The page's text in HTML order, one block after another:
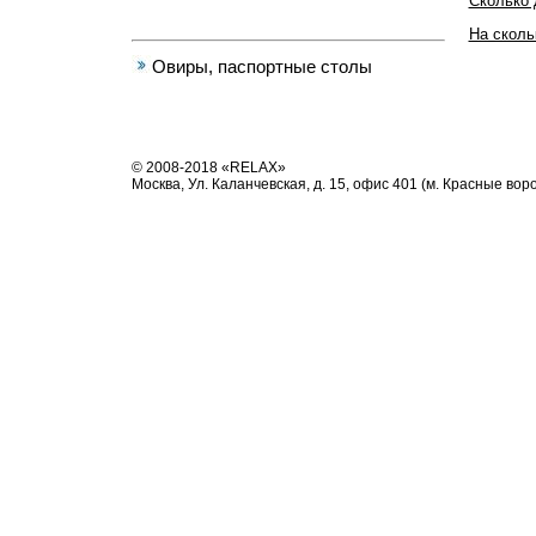
Овиры, паспортные cтолы
На
© 2008-2018 «RELAX»
Москва, Ул. Каланчевская, д. 15, офис 401 (м. Красные